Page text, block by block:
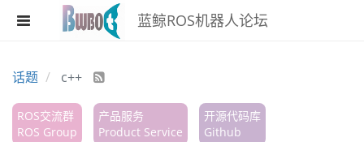
蓝鲸ROS机器人论坛
搜索
话题 c++
ROS交流群
ROS Group
产品服务
Product Service
开源代码库
Github